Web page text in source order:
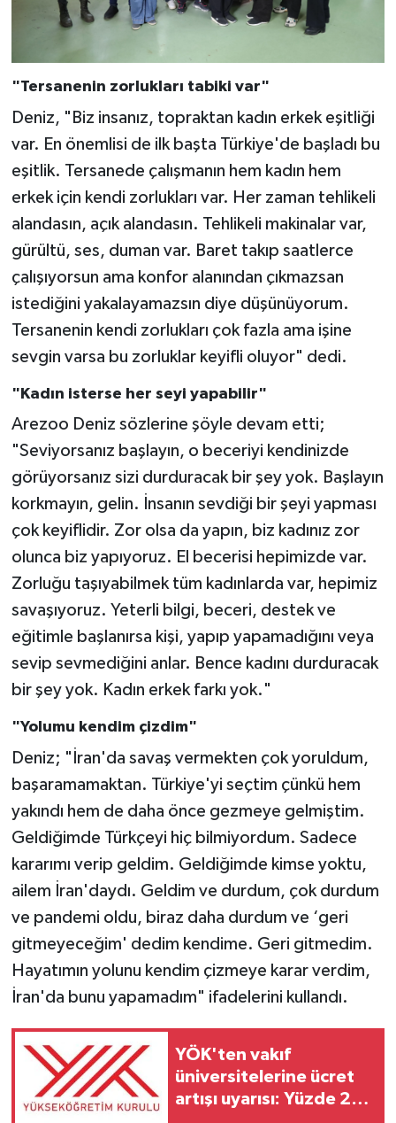
"Tersanenin zorlukları tabiki var"
Deniz, "Biz insanız, topraktan kadın erkek eşitliği
var. En önemlisi de ilk başta Türkiye'de başladı bu
eşitlik. Tersanede çalışmanın hem kadın hem
erkek için kendi zorlukları var. Her zaman tehlikeli
alandasın, açık alandasın. Tehlikeli makinalar var,
gürültü, ses, duman var. Baret takıp saatlerce
çalışıyorsun ama konfor alanından çıkmazsan
istediğini yakalayamazsın diye düşünüyorum.
Tersanenin kendi zorlukları çok fazla ama işine
sevgin varsa bu zorluklar keyifli oluyor" dedi.
"Kadın isterse her seyi yapabilir"
Arezoo Deniz sözlerine şöyle devam etti;
"Seviyorsanız başlayın, o beceriyi kendinizde
görüyorsanız sizi durduracak bir şey yok. Başlayın
korkmayın, gelin. İnsanın sevdiği bir şeyi yapması
çok keyiflidir. Zor olsa da yapın, biz kadınız zor
olunca biz yapıyoruz. El becerisi hepimizde var.
Zorluğu taşıyabilmek tüm kadınlarda var, hepimiz
savaşıyoruz. Yeterli bilgi, beceri, destek ve
eğitimle başlanırsa kişi, yapıp yapamadığını veya
sevip sevmediğini anlar. Bence kadını durduracak
bir şey yok. Kadın erkek farkı yok."
"Yolumu kendim çizdim"
Deniz; "İran'da savaş vermekten çok yoruldum,
başaramamaktan. Türkiye'yi seçtim çünkü hem
yakındı hem de daha önce gezmeye gelmiştim.
Geldiğimde Türkçeyi hiç bilmiyordum. Sadece
kararımı verip geldim. Geldiğimde kimse yoktu,
ailem İran'daydı. Geldim ve durdum, çok durdum
ve pandemi oldu, biraz daha durdum ve ‘geri
gitmeyeceğim' dedim kendime. Geri gitmedim.
Hayatımın yolunu kendim çizmeye karar verdim,
İran'da bunu yapamadım" ifadelerini kullandı.
YÖK'ten vakıf
üniversitelerine ücret
artışı uyarısı: Yüzde 25